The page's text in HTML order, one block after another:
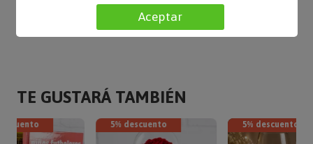
LEER TODAS LAS OPINIONES
TE GUSTARÁ TAMBIÉN
5% descuento 5% descuento
Aceptar